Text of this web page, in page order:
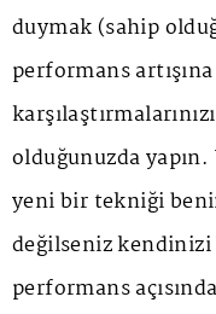
duymak (sahip
performans
olduğunuzda
yeni bir tekniği
değilseniz kendinizi
performans